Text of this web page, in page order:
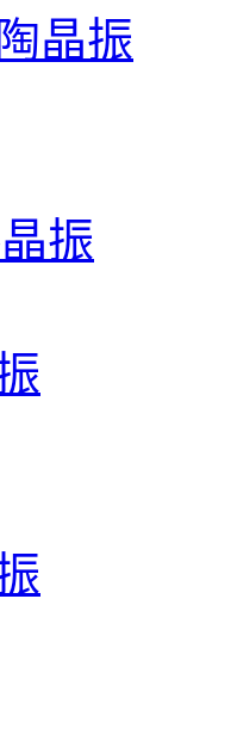
晶振
振